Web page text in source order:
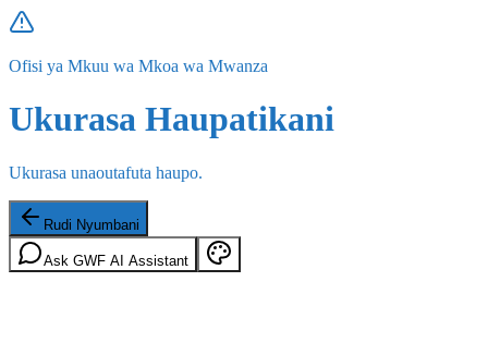
Ofisi ya Mkuu wa Mkoa wa Mwanza
Ukurasa Haupatikani
Ukurasa unaoutafuta haupo.
Rudi Nyumbani
Ask GWF AI Assistant